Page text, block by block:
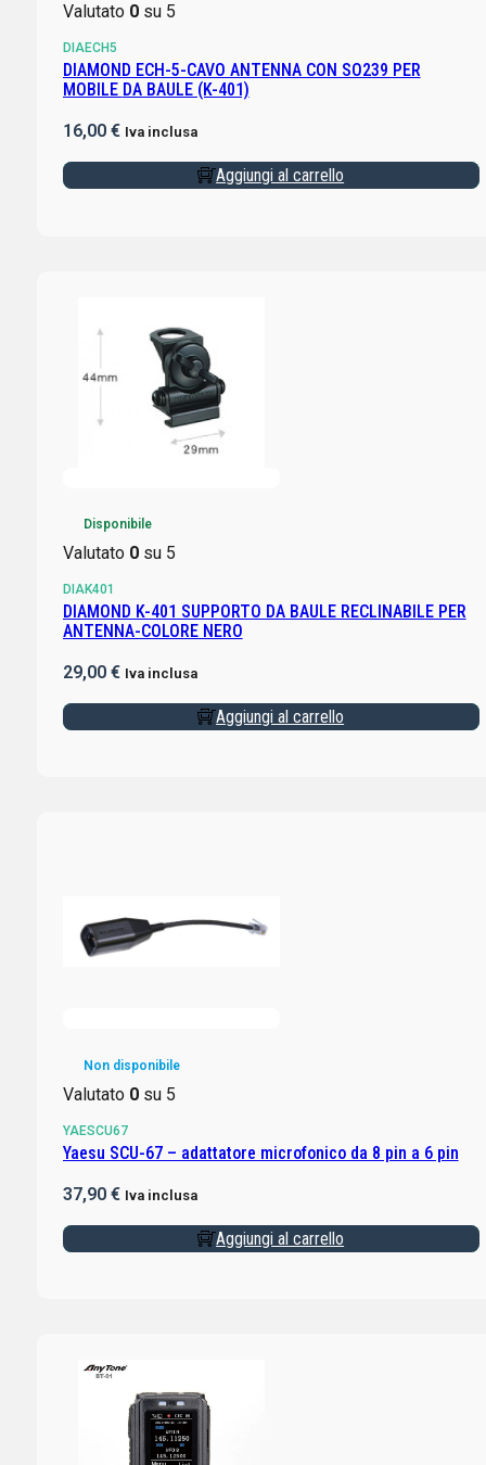
Valutato 0su 5
DIAECH5
DIAMOND ECH-5-CAVO ANTENNA CON SO239 PER
MOBILE DA BAULE (K-401)
16,00 € Iva inclusa
Aggiungi al carrello
Disponibile
Valutato 0su 5
DIAK401
DIAMOND K-401 SUPPORTO DA BAULE RECLINABILE PER
ANTENNA-COLORE NERO
29,00 € Iva inclusa
Aggiungi al carrello
Non disponibile
Valutato 0su 5
YAESCU67
Yaesu SCU-67 – adattatore microfonico da 8 pin a 6 pin
37,90 € Iva inclusa
Aggiungi al carrello